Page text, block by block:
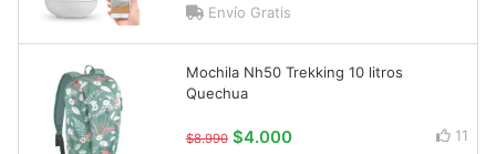
Envío Gratis
Mochila Nh50 Trekking 10 litros
Quechua
$8.990 $4.000 11